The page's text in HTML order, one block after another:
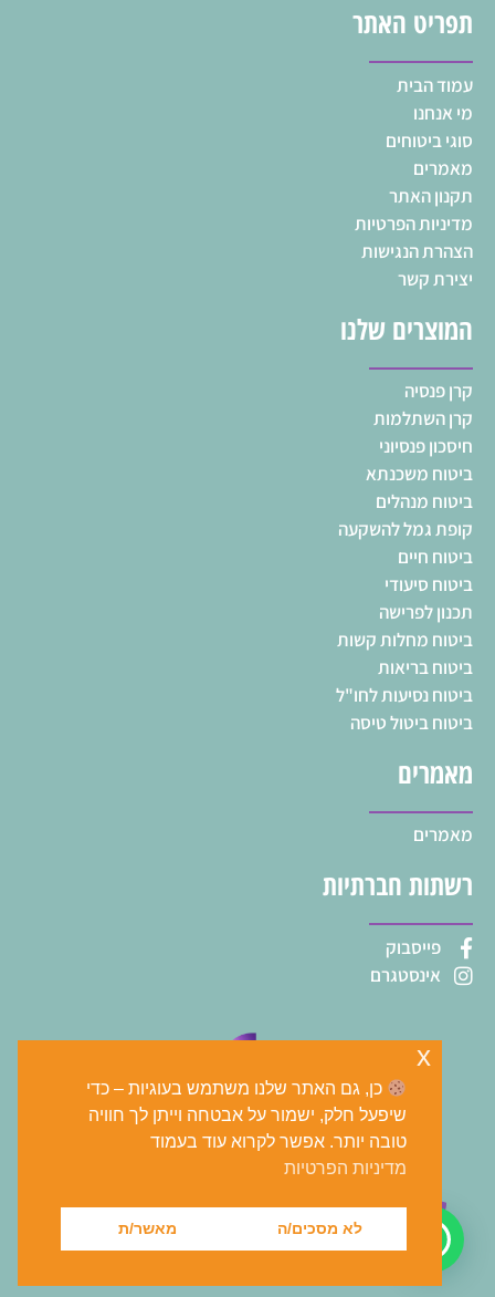
כן, גם האתר שלנו משתמש בעוגיות – כדי
שיפעל חלק, ישמור על אבטחה וייתן לך חוויה
טובה יותר. אפשר לקרוא עוד בעמוד
מדיניות הפרטיות
לא מסכים/ה מאשר/ת
x
תפריט האתר
עמוד הבית
מי אנחנו
סוגי ביטוחים
מאמרים
תקנון האתר
מדיניות הפרטיות
הצהרת הנגישות
יצירת קשר
המוצרים שלנו
קרן פנסיה
קרן השתלמות
חיסכון פנסיוני
ביטוח משכנתא
ביטוח מנהלים
קופת גמל להשקעה
ביטוח חיים
ביטוח סיעודי
תכנון לפרישה
ביטוח מחלות קשות
ביטוח בריאות
ביטוח נסיעות לחו"ל
ביטוח ביטול טיסה
מאמרים
מאמרים
רשתות חברתיות
פייסבוק
אינסטגרם
073-2271413
tomer@shalem-bit.co.il
שמירה אימבר גדיש 9 ,